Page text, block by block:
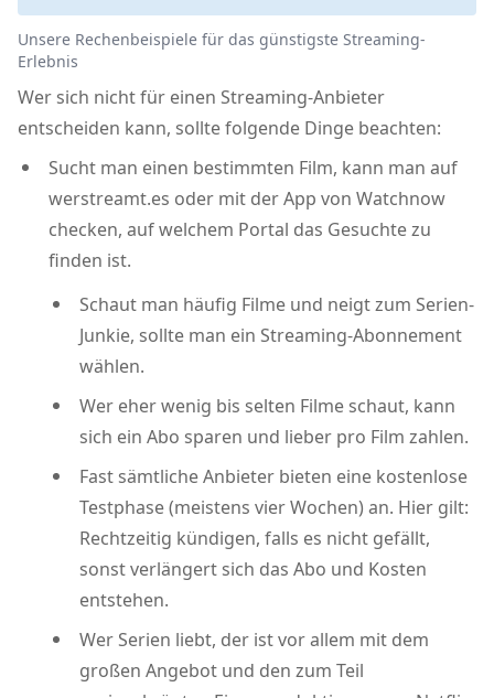
Unsere Rechenbeispiele für das günstigste Streaming-
Erlebnis
Wer sich nicht für einen Streaming-Anbieter
entscheiden kann, sollte folgende Dinge beachten:
Sucht man einen bestimmten Film, kann man auf
werstreamt.es oder mit der App von Watchnow
checken, auf welchem Portal das Gesuchte zu
finden ist.
Schaut man häufig Filme und neigt zum Serien-
Junkie, sollte man ein Streaming-Abonnement
wählen.
Wer eher wenig bis selten Filme schaut, kann
sich ein Abo sparen und lieber pro Film zahlen.
Fast sämtliche Anbieter bieten eine kostenlose
Testphase (meistens vier Wochen) an. Hier gilt:
Rechtzeitig kündigen, falls es nicht gefällt,
sonst verlängert sich das Abo und Kosten
entstehen.
Wer Serien liebt, der ist vor allem mit dem
großen Angebot und den zum Teil